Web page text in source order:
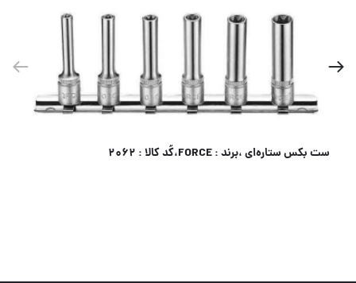
ست بکس ستاره‌ای ،برند : FORCE،کُد کالا : 2062